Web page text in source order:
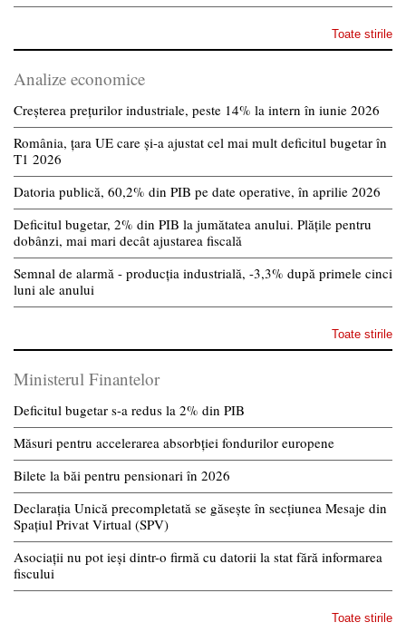
Toate stirile
Analize economice
Creșterea prețurilor industriale, peste 14% la intern în iunie 2026
România, țara UE care și-a ajustat cel mai mult deficitul bugetar în
T1 2026
Datoria publică, 60,2% din PIB pe date operative, în aprilie 2026
Deficitul bugetar, 2% din PIB la jumătatea anului. Plățile pentru
dobânzi, mai mari decât ajustarea fiscală
Semnal de alarmă - producția industrială, -3,3% după primele cinci
luni ale anului
Toate stirile
Ministerul Finantelor
Deficitul bugetar s-a redus la 2% din PIB
Măsuri pentru accelerarea absorbției fondurilor europene
Bilete la băi pentru pensionari în 2026
Declarația Unică precompletată se găsește în secțiunea Mesaje din
Spațiul Privat Virtual (SPV)
Asociații nu pot ieși dintr-o firmă cu datorii la stat fără informarea
fiscului
Toate stirile